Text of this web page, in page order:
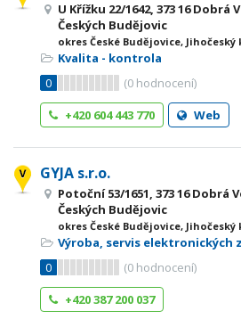
U Křížku 22/1642, 373 16 Dobrá
Českých Budějovic
okres České Budějovice, Jihočeský
Kvalita - kontrola
0
(0 hodnocení)
+420 604 443 770
Web
GYJA s.r.o.
Potoční 53/1651, 373 16 Dobrá
Českých Budějovic
okres České Budějovice, Jihočeský
Výroba, servis elektronických
0
(0 hodnocení)
+420 387 200 037